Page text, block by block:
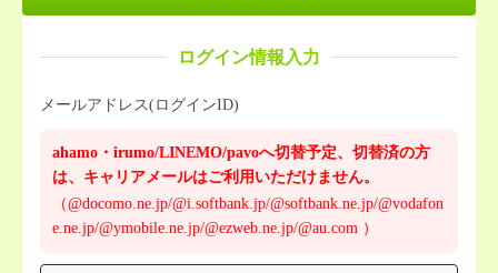
ログイン情報入力
メールアドレス(ログインID)
ahamo・irumo/LINEMO/pavoへ切替予定、切替済の方
は、キャリアメールはご利用いただけません。
（@docomo.ne.jp/@i.softbank.jp/@softbank.ne.jp/@vodafon
e.ne.jp/@ymobile.ne.jp/@ezweb.ne.jp/@au.com ）